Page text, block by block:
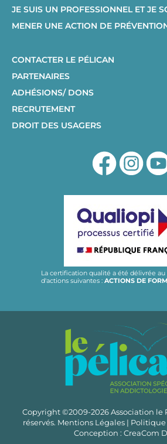
JE SUIS UN PROFESSIONNEL ET JE
MENER UNE ACTION DE
CONTACTER LE PÉLICAN
PARTENAIRES
ADHÉSIONS/ DONS
RECRUTEMENT
DROIT DES USAGERS
La certification qualité a été délivrée
d'actions suivantes : ACTIONS DE
Copyright ©2009-2026 Association le
réservés. Mentions Légales |
Conception : CreaCom